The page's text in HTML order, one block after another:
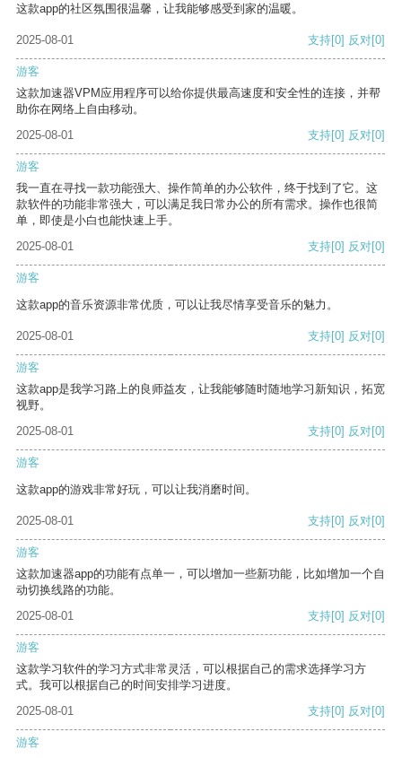
这款app的社区氛围很温馨，让我能够感受到家的温暖。
2025-08-01 支持[0] 反对[0]
游客
这款加速器VPM应用程序可以给你提供最高速度和安全性的连接，并帮
助你在网络上自由移动。
2025-08-01
支持[0] 反对[0]
游客
我一直在寻找一款功能强大、操作简单的办公软件，终于找到了它。这
款软件的功能非常强大，可以满足我日常办公的所有需求。操作也很简
单，即使是小白也能快速上手。
2025-08-01
支持[0] 反对[0]
游客
这款app的音乐资源非常优质，可以让我尽情享受音乐的魅力。
2025-08-01 支持[0] 反对[0]
游客
这款app是我学习路上的良师益友，让我能够随时随地学习新知识，拓宽
视野。
2025-08-01
支持[0] 反对[0]
游客
这款app的游戏非常好玩，可以让我消磨时间。
2025-08-01 支持[0] 反对[0]
游客
这款加速器app的功能有点单一，可以增加一些新功能，比如增加一个自
动切换线路的功能。
2025-08-01
支持[0] 反对[0]
游客
这款学习软件的学习方式非常灵活，可以根据自己的需求选择学习方
式。我可以根据自己的时间安排学习进度。
2025-08-01
支持[0] 反对[0]
游客